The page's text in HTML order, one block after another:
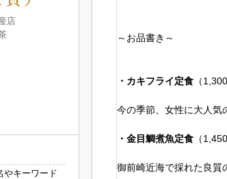
店
やキーワード
～お品書き～
・カキフライ定食 （
今の季節、女性に大人気
・金目鯛煮魚定食 （
御前崎近海で採れた良質